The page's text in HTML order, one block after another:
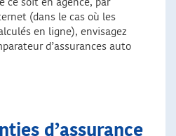
ce soit en agence, par
(dans le cas où les
en ligne), envisagez
d’assurances auto
d’assurance